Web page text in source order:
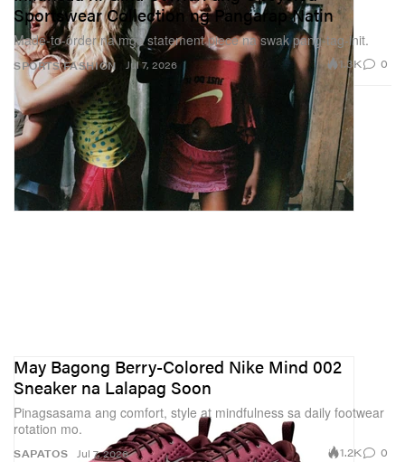
SPORTS FASHION
Sportswear Collection ng Pangarap Natin
Made-to-order na mga statement piece na swak pang-tag-init.
Jul 7, 2026 1.3K 0
SAPATOS
May Bagong Berry-Colored Nike Mind 002
Sneaker na Lalapag Soon
Pinagsasama ang comfort, style at mindfulness sa daily footwear
rotation mo.
Jul 7, 2026 1.2K 0